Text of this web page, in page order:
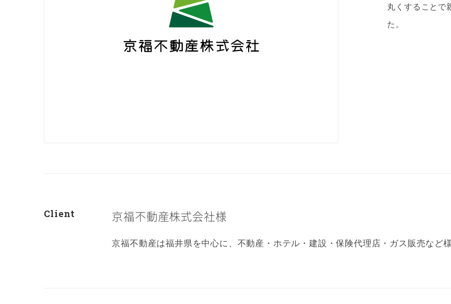
丸くすることで
た。
Client 京福不動産株式会社様
京福不動産は福井県を中心に、不動産・ホテル・建設・保険代理店・ガス販売など